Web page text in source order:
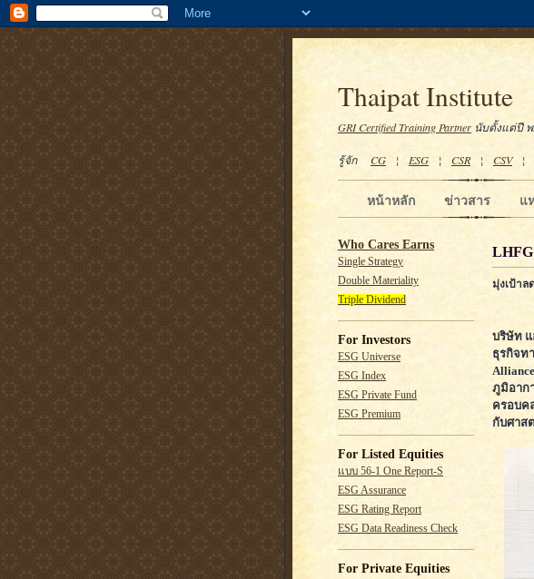
Thaipat Institute
GRI Certified Training Partner นับตั้งแต่ปี พ
รู้จัก CG ¦ ESG ¦ CSR¦ CSV¦
แ
ข่าวสาร
หน้าหลัก
Who Cares Earns
Single Strategy
Double Materiality
Triple Dividend
For Investors
ESG Universe
ESG Index
ESG Private Fund
ESG Premium
For Listed Equities
แบบ 56-1 One Report-S
ESG Assurance
ESG Rating Report
ESG Data Readiness Check
For Private Equities
มุ่งเป้าล
บริษัท แ
ธุรกิจท
ภูมิอาก
ครอบค
กับศาส